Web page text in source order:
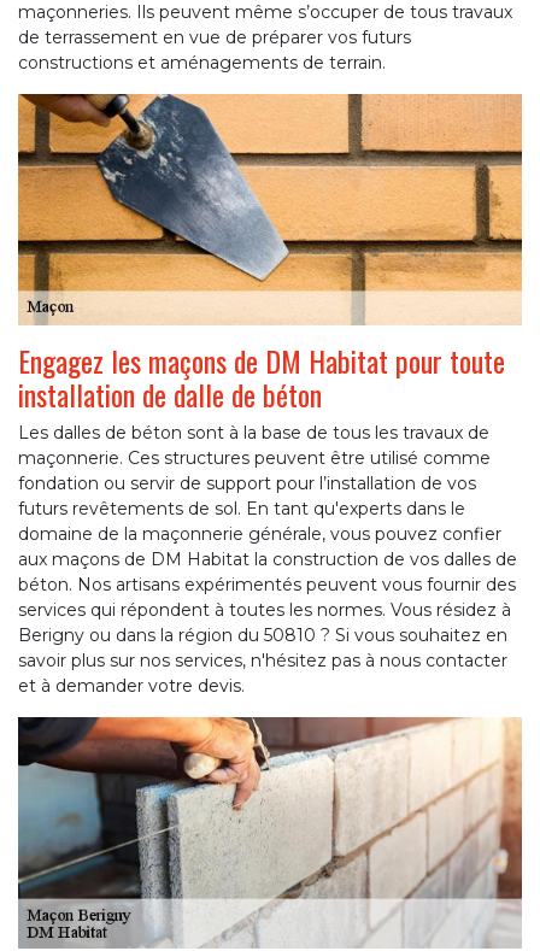
maçonneries. Ils peuvent même s’occuper de tous travaux
de terrassement en vue de préparer vos futurs
constructions et aménagements de terrain.
Engagez les maçons de DM Habitat pour toute
installation de dalle de béton
Les dalles de béton sont à la base de tous les travaux de
maçonnerie. Ces structures peuvent être utilisé comme
fondation ou servir de support pour l’installation de vos
futurs revêtements de sol. En tant qu'experts dans le
domaine de la maçonnerie générale, vous pouvez confier
aux maçons de DM Habitat la construction de vos dalles de
béton. Nos artisans expérimentés peuvent vous fournir des
services qui répondent à toutes les normes. Vous résidez à
Berigny ou dans la région du 50810 ? Si vous souhaitez en
savoir plus sur nos services, n'hésitez pas à nous contacter
et à demander votre devis.